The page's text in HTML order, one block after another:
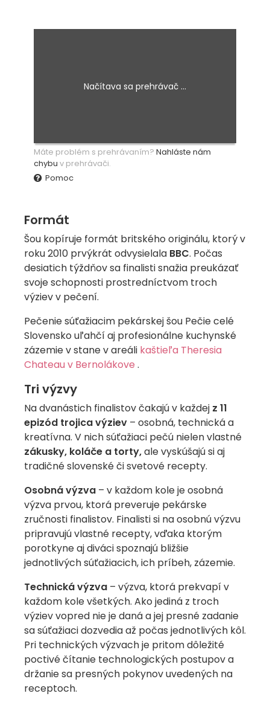
Pomoc
Máte problém s prehrávaním? Nahláste nám
chybu v prehrávači.
Formát
Šou kopíruje formát britského originálu, ktorý v
roku 2010 prvýkrát odvysielala BBC. Počas
desiatich týždňov sa finalisti snažia preukázať
svoje schopnosti prostredníctvom troch
výziev v pečení.
Pečenie súťažiacim pekárskej šou Pečie celé
Slovensko uľahčí aj profesionálne kuchynské
zázemie v stane v areáli kaštieľa Theresia
Chateau v Bernolákove .
Tri výzvy
Na dvanástich finalistov čakajú v každej z 11
epizód trojica výziev – osobná, technická a
kreatívna. V nich súťažiaci pečú nielen vlastné
zákusky, koláče a torty,ale vyskúšajú si aj
tradičné slovenské či svetové recepty.
Osobná výzva – v každom kole je osobná
výzva prvou, ktorá preveruje pekárske
zručnosti finalistov. Finalisti si na osobnú výzvu
pripravujú vlastné recepty, vďaka ktorým
porotkyne aj diváci spoznajú bližšie
jednotlivých súťažiacich, ich príbeh, zázemie.
Technická výzva – výzva, ktorá prekvapí v
každom kole všetkých. Ako jediná z troch
výziev vopred nie je daná a jej presné zadanie
sa súťažiaci dozvedia až počas jednotlivých kôl.
Pri technických výzvach je pritom dôležité
poctivé čítanie technologických postupov a
držanie sa presných pokynov uvedených na
receptoch.